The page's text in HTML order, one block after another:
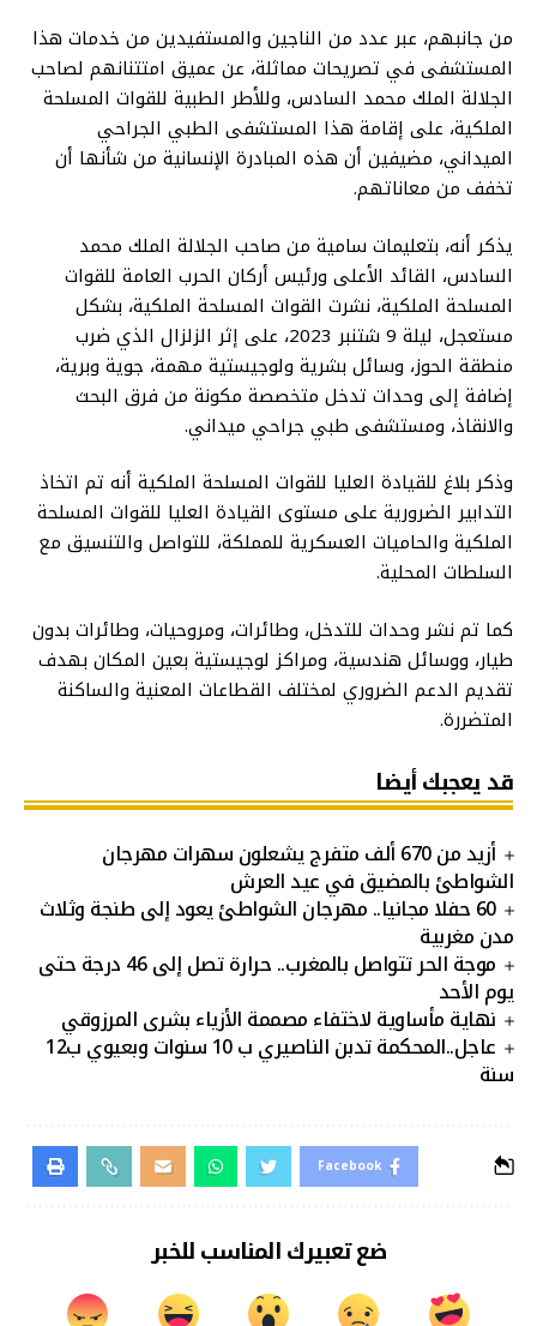
من جانبهم، عبر عدد من الناجين والمستفيدين من خدمات هذا
المستشفى في تصريحات مماثلة، عن عميق امتتنانهم لصاحب
الجلالة الملك محمد السادس، وللأطر الطبية للقوات المسلحة
الملكية، على إقامة هذا المستشفى الطبي الجراحي
الميداني، مضيفين أن هذه المبادرة الإنسانية من شأنها أن
تخفف من معاناتهم.
يذكر أنه، بتعليمات سامية من صاحب الجلالة الملك محمد
السادس، القائد الأعلى ورئيس أركان الحرب العامة للقوات
المسلحة الملكية، نشرت القوات المسلحة الملكية، بشكل
مستعجل، ليلة 9 شتنبر 2023، على إثر الزلزال الذي ضرب
منطقة الحوز، وسائل بشرية ولوجيستية مهمة، جوية وبرية،
إضافة إلى وحدات تدخل متخصصة مكونة من فرق البحث
والانقاذ، ومستشفى طبي جراحي ميداني.
وذكر بلاغ للقيادة العليا للقوات المسلحة الملكية أنه تم اتخاذ
التدابير الضرورية على مستوى القيادة العليا للقوات المسلحة
الملكية والحاميات العسكرية للمملكة، للتواصل والتنسيق مع
السلطات المحلية.
كما تم نشر وحدات للتدخل، وطائرات، ومروحيات، وطائرات بدون
طيار، ووسائل هندسية، ومراكز لوجيستية بعين المكان بهدف
تقديم الدعم الضروري لمختلف القطاعات المعنية والساكنة
المتضررة.
قد يعجبك أيضا
أزيد من 670 ألف متفرج يشعلون سهرات مهرجان
الشواطئ بالمضيق في عيد العرش
60 حفلا مجانيا.. مهرجان الشواطئ يعود إلى طنجة وثلاث
مدن مغربية
موجة الحر تتواصل بالمغرب.. حرارة تصل إلى 46 درجة حتى
يوم الأحد
نهاية مأساوية لاختفاء مصممة الأزياء بشرى المرزوقي
عاجل..المحكمة تدبن الناصيري ب 10 سنوات وبعيوي ب12
سنة
Facebook
ضع تعبيرك المناسب للخبر